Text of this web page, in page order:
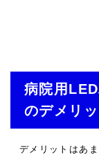
病院用
のデメリッ
デメリットはあ